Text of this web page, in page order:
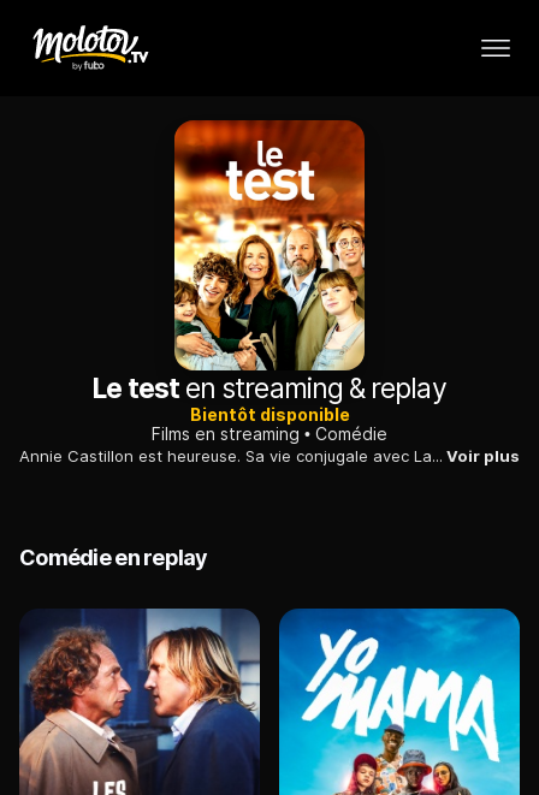
Le testen streaming & replay
Bientôt disponible
Films en streaming
Comédie
Annie Castillon est heureuse. Sa vie conjugale avec Laurent est un exemple d'harmonie. Ses deux enfants, Maximilien et César, sont des garçons brillants et sensibles. Et Poupi, sa jeune ado, l'épaule sans jamais se plaindre dans l'éducation d'Antoine, le petit dernier. Un week-end comme tous les autres, la découverte d'un test de grossesse positif dans la salle de bain va enrayer la belle harmonie. Voir plus
Comédie en replay